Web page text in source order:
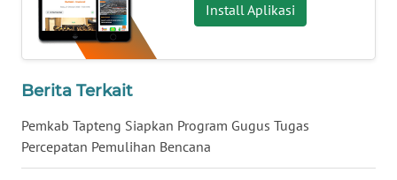
Install Aplikasi
Berita Terkait
Pemkab Tapteng Siapkan Program Gugus Tugas
Percepatan Pemulihan Bencana
WN
MALUKU
WN
MALUT
WN